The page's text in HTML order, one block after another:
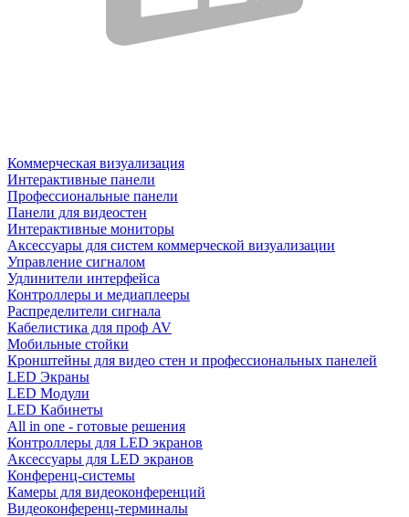
Коммерческая визуализация
Интерактивные панели
Профессиональные панели
Панели для видеостен
Интерактивные мониторы
Аксессуары для систем коммерческой визуализации
Управление сигналом
Удлинители интерфейса
Контроллеры и медиаплееры
Распределители сигнала
Кабелистика для проф AV
Мобильные стойки
Кронштейны для видео стен и профессиональных панелей
LED Экраны
LED Модули
LED Кабинеты
All in one - готовые решения
Контроллеры для LED экранов
Аксессуары для LED экранов
Конференц-системы
Камеры для видеоконференций
Видеоконференц-терминалы